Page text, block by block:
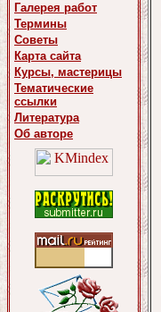
Галерея работ
Термины
Советы
Карта сайта
Курсы, мастерицы
Тематические
ссылки
Литература
Об авторе